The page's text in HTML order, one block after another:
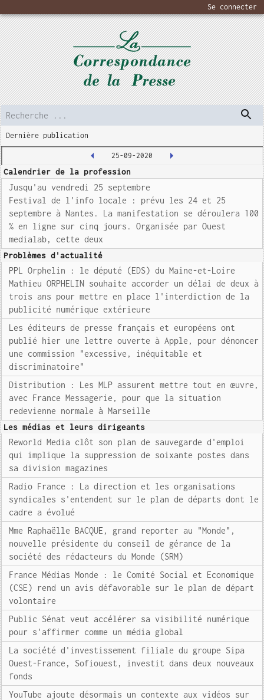
Se connecter
Dernière publication
25-09-2020
Calendrier de la profession
Jusqu'au vendredi 25 septembre
Festival de l'info locale : prévu les 24 et 25
septembre à Nantes. La manifestation se déroulera 100
% en ligne sur cinq jours. Organisée par Ouest
medialab, cette deux
Problèmes d'actualité
PPL Orphelin : le député (EDS) du Maine-et-Loire
Mathieu ORPHELIN souhaite accorder un délai de deux à
trois ans pour mettre en place l'interdiction de la
publicité numérique extérieure
Les éditeurs de presse français et européens ont
publié hier une lettre ouverte à Apple, pour dénoncer
une commission "excessive, inéquitable et
discriminatoire"
Distribution : Les MLP assurent mettre tout en œuvre,
avec France Messagerie, pour que la situation
redevienne normale à Marseille
Les médias et leurs dirigeants
Reworld Media clôt son plan de sauvegarde d'emploi
qui implique la suppression de soixante postes dans
sa division magazines
Radio France : La direction et les organisations
syndicales s'entendent sur le plan de départs dont le
cadre a évolué
Mme Raphaëlle BACQUE, grand reporter au "Monde",
nouvelle présidente du conseil de gérance de la
société des rédacteurs du Monde (SRM)
France Médias Monde : le Comité Social et Economique
(CSE) rend un avis défavorable sur le plan de départ
volontaire
Public Sénat veut accélérer sa visibilité numérique
pour s'affirmer comme un média global
La société d'investissement filiale du groupe Sipa
Ouest-France, Sofiouest, investit dans deux nouveaux
fonds
YouTube ajoute désormais un contexte aux vidéos sur